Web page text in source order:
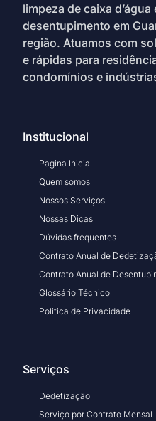
limpeza de caixa
desentupimento em
região. Atuamos com
e rápidas para
condomínios e
Institucional
Pagina Inicial
Quem somos
Nossos Serviços
Nossas Dicas
Dúvidas frequentes
Contrato Anual de
Contrato Anual de
Glossário Técnico
Politica de Privacidade
Serviços
Dedetização
Serviço por Contrato Mensal